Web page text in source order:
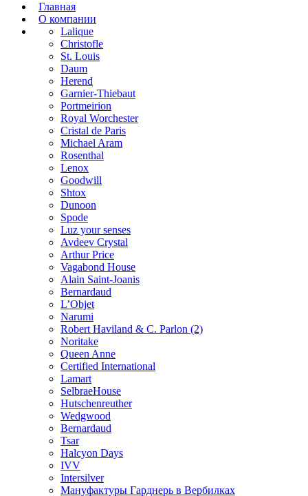
Главная
О компании
Lalique
Christofle
St. Louis
Daum
Herend
Garnier-Thiebaut
Portmeirion
Royal Worchester
Cristal de Paris
Michael Aram
Rosenthal
Lenox
Goodwill
Shtox
Dunoon
Spode
Luz your senses
Avdeev Crystal
Arthur Price
Vagabond House
Alain Saint-Joanis
Bernardaud
L’Objet
Narumi
Robert Haviland & C. Parlon (2)
Noritakе
Queen Anne
Certified International
Lamart
SelbraeHouse
Hutschenreuther
Wedgwood
Bernardaud
Tsar
Halcyon Days
IVV
Intersilver
Мануфактуры Гарднерь в Вербилках